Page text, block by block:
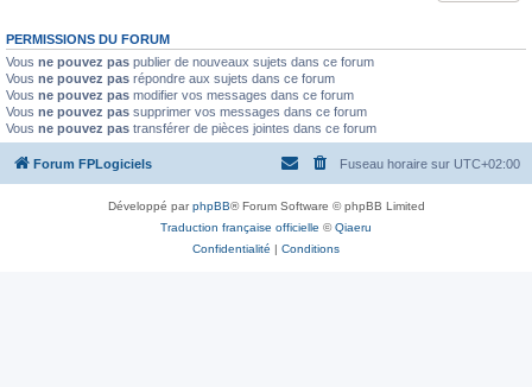
PERMISSIONS DU FORUM
Vous ne pouvez pas publier de nouveaux sujets dans ce forum
Vous ne pouvez pas répondre aux sujets dans ce forum
Vous ne pouvez pas modifier vos messages dans ce forum
Vous ne pouvez pas supprimer vos messages dans ce forum
Vous ne pouvez pas transférer de pièces jointes dans ce forum
Forum FPLogiciels Fuseau horaire sur UTC+02:00
Développé parphpBB® Forum Software © phpBB Limited
Traduction française officielle ©Qiaeru
Confidentialité | Conditions